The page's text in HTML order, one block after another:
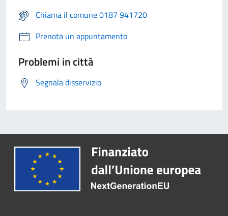
Chiama il comune 0187 941720
Prenota un appuntamento
Problemi in città
Segnala disservizio